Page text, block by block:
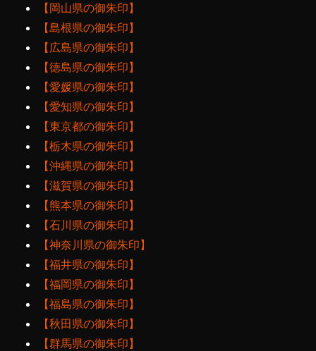
【岡山県の御朱印】
【島根県の御朱印】
【広島県の御朱印】
【徳島県の御朱印】
【愛媛県の御朱印】
【愛知県の御朱印】
【東京都の御朱印】
【栃木県の御朱印】
【沖縄県の御朱印】
【滋賀県の御朱印】
【熊本県の御朱印】
【石川県の御朱印】
【神奈川県の御朱印】
【福井県の御朱印】
【福岡県の御朱印】
【福島県の御朱印】
【秋田県の御朱印】
【群馬県の御朱印】